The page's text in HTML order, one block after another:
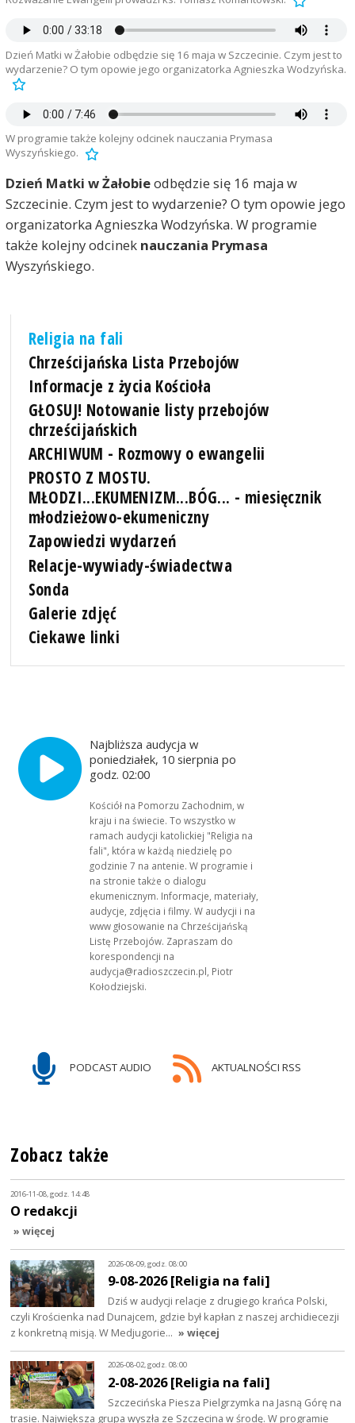
Dzień Matki w Żałobie odbędzie się 16 maja w Szczecinie. Czym jest to
wydarzenie? O tym opowie jego organizatorka Agnieszka Wodzyńska.
W programie także kolejny odcinek nauczania Prymasa
Wyszyńskiego.
Dzień Matki w Żałobieodbędzie się 16 maja w
Szczecinie. Czym jest to wydarzenie? O tym opowie jego
organizatorka Agnieszka Wodzyńska. W programie
także kolejny odcinek nauczania Prymasa
Wyszyńskiego.
Religia na fali
Chrześcijańska Lista Przebojów
Informacje z życia Kościoła
GŁOSUJ! Notowanie listy przebojów
chrześcijańskich
ARCHIWUM - Rozmowy o ewangelii
PROSTO Z MOSTU.
MŁODZI...EKUMENIZM...BÓG... - miesięcznik
młodzieżowo-ekumeniczny
Zapowiedzi wydarzeń
Relacje-wywiady-świadectwa
Sonda
Galerie zdjęć
Ciekawe linki
Najbliższa audycja w
poniedziałek, 10 sierpnia po
godz. 02:00
Kościół na Pomorzu Zachodnim, w
kraju i na świecie. To wszystko w
ramach audycji katolickiej "Religia na
fali", która w każdą niedzielę po
godzinie 7 na antenie. W programie i
na stronie także o dialogu
ekumenicznym. Informacje, materiały,
audycje, zdjęcia i filmy. W audycji i na
www głosowanie na Chrześcijańską
Listę Przebojów. Zapraszam do
korespondencji na
audycja@radioszczecin.pl, Piotr
Kołodziejski.
PODCAST AUDIO AKTUALNOŚCI RSS
Zobacz także
2016-11-08, godz. 14:48
O redakcji
» więcej
2026-08-09, godz. 08:00
9-08-2026 [Religia na fali]
Dziś w audycji relacje z drugiego krańca Polski,
czyli Krościenka nad Dunajcem, gdzie był kapłan z naszej archidiecezji
z konkretną misją. W Medjugorie… » więcej
2026-08-02, godz. 08:00
2-08-2026 [Religia na fali]
Szczecińska Piesza Pielgrzymka na Jasną Górę na
trasie. Największa grupa wyszła ze Szczecina w środę. W programie